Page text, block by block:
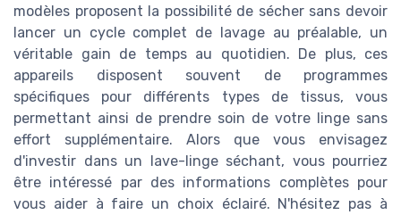
modèles proposent la possibilité de sécher sans devoir
lancer un cycle complet de lavage au préalable, un
véritable gain de temps au quotidien. De plus, ces
appareils disposent souvent de programmes
spécifiques pour différents types de tissus, vous
permettant ainsi de prendre soin de votre linge sans
effort supplémentaire. Alors que vous envisagez
d'investir dans un lave-linge séchant, vous pourriez
être intéressé par des informations complètes pour
vous aider à faire un choix éclairé. N'hésitez pas à